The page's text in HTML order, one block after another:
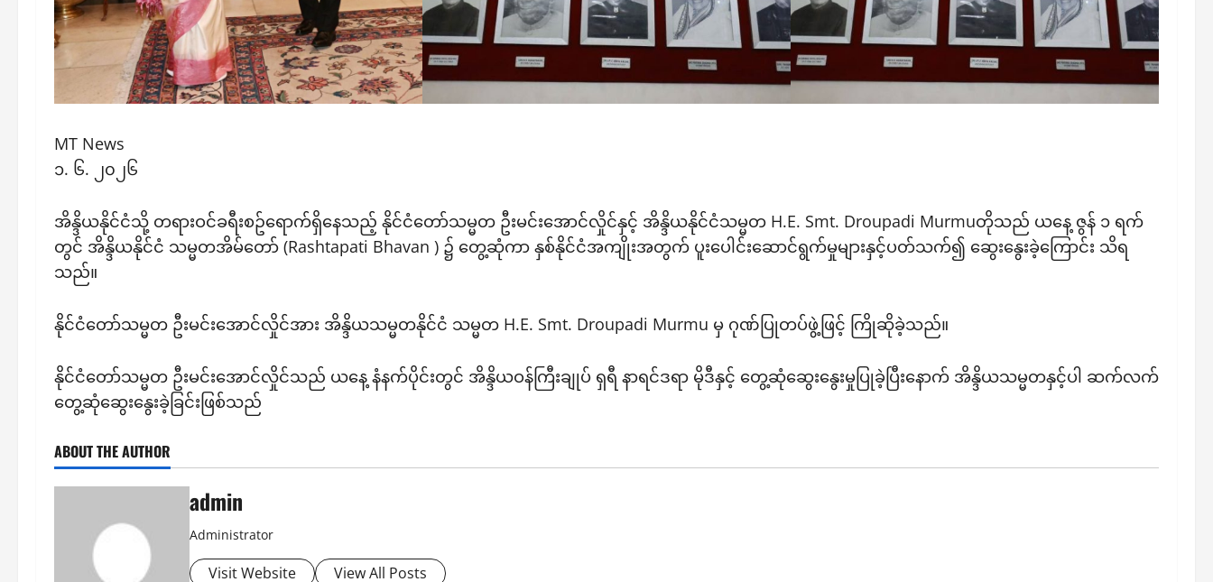
MT News
၁. ၆. ၂၀၂၆
အိန္ဒိယနိုင်ငံသို့ တရားဝင်ခရီးစဥ်ရောက်ရှိနေသည့် နိုင်ငံတော်သမ္မတ ဦးမင်းအောင်လှိုင်နှင့် အိန္ဒိယနိုင်ငံသမ္မတ H.E. Smt. Droupadi Murmuတိုသည် ယနေ့ ဇွန် ၁ ရက်
တွင် အိန္ဒိယနိုင်ငံ သမ္မတအိမ်တော် (Rashtapati Bhavan ) ၌ တွေ့ဆုံကာ နှစ်နိုင်ငံအကျိုးအတွက် ပူးပေါင်းဆောင်ရွက်မှုများနှင့်ပတ်သက်၍ ဆွေးနွေးခဲ့ကြောင်း သိရ
သည်။
နိုင်ငံတော်သမ္မတ ဦးမင်းအောင်လှိုင်အား အိန္ဒိယသမ္မတနိုင်ငံ သမ္မတ H.E. Smt. Droupadi Murmu မှ ဂုဏ်ပြုတပ်ဖွဲ့ဖြင့် ကြိုဆိုခဲ့သည်။
နိုင်ငံတော်သမ္မတ ဦးမင်းအောင်လှိုင်သည် ယနေ့ နံနက်ပိုင်းတွင် အိန္ဒိယဝန်ကြီးချုပ် ရှရီ နာရင်ဒရာ မိုဒီနှင့် တွေ့ဆုံဆွေးနွေးမှုပြုခဲ့ပြီးနောက် အိန္ဒိယသမ္မတနှင့်ပါ ဆက်လက်
တွေ့ဆုံဆွေးနွေးခဲ့ခြင်းဖြစ်သည်
ABOUT THE AUTHOR
admin
Administrator
Visit Website View All Posts